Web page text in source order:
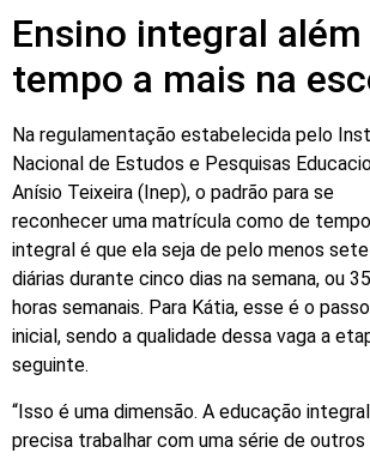
Ensino integral além
tempo a mais na
Na regulamentação estabelecida pelo
Nacional de Estudos e Pesquisas
Anísio Teixeira (Inep), o padrão para se
reconhecer uma matrícula como de tempo
integral é que ela seja de pelo menos
diárias durante cinco dias na semana, ou 35
horas semanais. Para Kátia, esse é o passo
inicial, sendo a qualidade dessa vaga a
seguinte.
“Isso é uma dimensão. A educação integral
precisa trabalhar com uma série de outros